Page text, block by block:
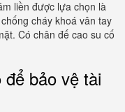
liền được lựa chọn là
cháy khoá vân tay
Có chân đế cao su cố
bảo vệ tài